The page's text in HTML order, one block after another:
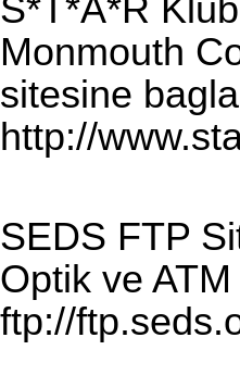
S*T*A*R
Monmouth
sitesine
http://
SEDS FTP
Optik ve
ftp://